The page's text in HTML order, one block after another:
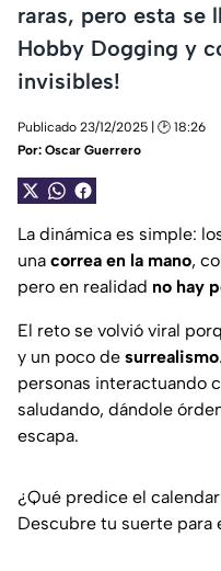
raras, pero esta se
Hobby Dogging y
invisibles!
Publicado 23/12/2025 | 🕑 18:26
Por: Oscar Guerrero
La dinámica es simple:
una correa en la mano,
pero en realidad no hay
El reto se volvió viral
y un poco de surrealismo
personas interactuando
saludando, dándole
escapa.
¿Qué predice el
Descubre tu suerte para